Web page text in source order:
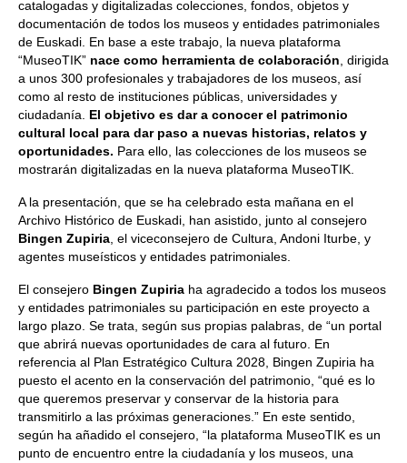
catalogadas y digitalizadas colecciones, fondos, objetos y
documentación de todos los museos y entidades patrimoniales
de Euskadi. En base a este trabajo, la nueva plataforma
“MuseoTIK” nace como herramienta de colaboración , dirigida
a unos 300 profesionales y trabajadores de los museos, así
como al resto de instituciones públicas, universidades y
ciudadanía. El objetivo es dar a conocer el patrimonio
cultural local para dar paso a nuevas historias, relatos y
oportunidades. Para ello, las colecciones de los museos se
mostrarán digitalizadas en la nueva plataforma MuseoTIK.
A la presentación, que se ha celebrado esta mañana en el
Archivo Histórico de Euskadi, han asistido, junto al consejero
Bingen Zupiria , el viceconsejero de Cultura, Andoni Iturbe, y
agentes museísticos y entidades patrimoniales.
El consejero Bingen Zupiria ha agradecido a todos los museos
y entidades patrimoniales su participación en este proyecto a
largo plazo. Se trata, según sus propias palabras, de “un portal
que abrirá nuevas oportunidades de cara al futuro. En
referencia al Plan Estratégico Cultura 2028, Bingen Zupiria ha
puesto el acento en la conservación del patrimonio, “qué es lo
que queremos preservar y conservar de la historia para
transmitirlo a las próximas generaciones.” En este sentido,
según ha añadido el consejero, “la plataforma MuseoTIK es un
punto de encuentro entre la ciudadanía y los museos, una